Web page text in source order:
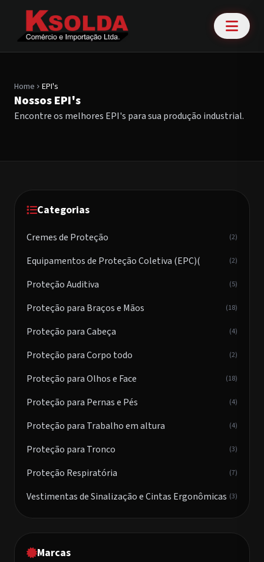
Home chevron_right EPI's
Nossos EPI's
Encontre os melhores EPI's para sua produção industrial.
Categorias
Cremes de Proteção (2)
Equipamentos de Proteção Coletiva (EPC)( (2)
Proteção Auditiva (5)
Proteção para Braços e Mãos (18)
Proteção para Cabeça (4)
Proteção para Corpo todo (2)
Proteção para Olhos e Face (18)
Proteção para Pernas e Pés (4)
Proteção para Trabalho em altura (4)
Proteção para Tronco (3)
Proteção Respiratória (7)
Vestimentas de Sinalização e Cintas Ergonômicas (3)
Marcas